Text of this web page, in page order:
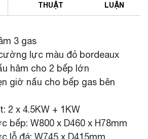
THUẬT
LUẬN
3 gas
lực màu đỏ bordeaux
hâm cho 2 bếp lớn
giờ nấu cho bếp gas bên
2 x 4.5KW + 1KW
bếp: W800 x D460 x H78mm
lỗ đá: W745 x D415mm